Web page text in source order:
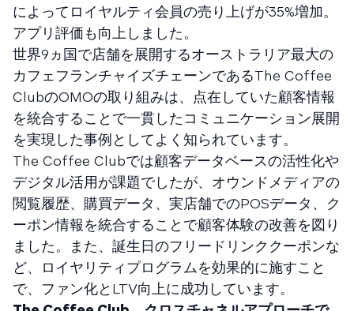
によってロイヤルティ会員の売り上げが35%増加。
アプリ評価も向上しました。
世界9ヵ国で店舗を展開するオーストラリア最大の
カフェフランチャイズチェーンであるThe Coffee
ClubのOMOの取り組みは、点在していた顧客情報
を統合することで一貫したコミュニケーション展開
を実現した事例としてよく知られています。
The Coffee Clubでは顧客データベースの活性化や
デジタル活用が課題でしたが、オウンドメディアの
閲覧履歴、購買データ、実店舗でのPOSデータ、ク
ーポン情報を統合することで顧客体験の改善を図り
ました。また、誕生日のフリードリンククーポンな
ど、ロイヤリティプログラムを効果的に施すこと
で、ファン化とLTV向上に成功しています。